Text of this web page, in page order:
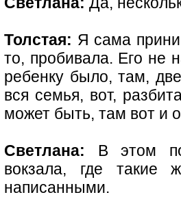
Толстая: Я сама
то, пробивала. Его не
ребенку было, там,
вся семья, вот,
может быть, там вот и
Светлана: В этом
вокзала, где такие
написанными.